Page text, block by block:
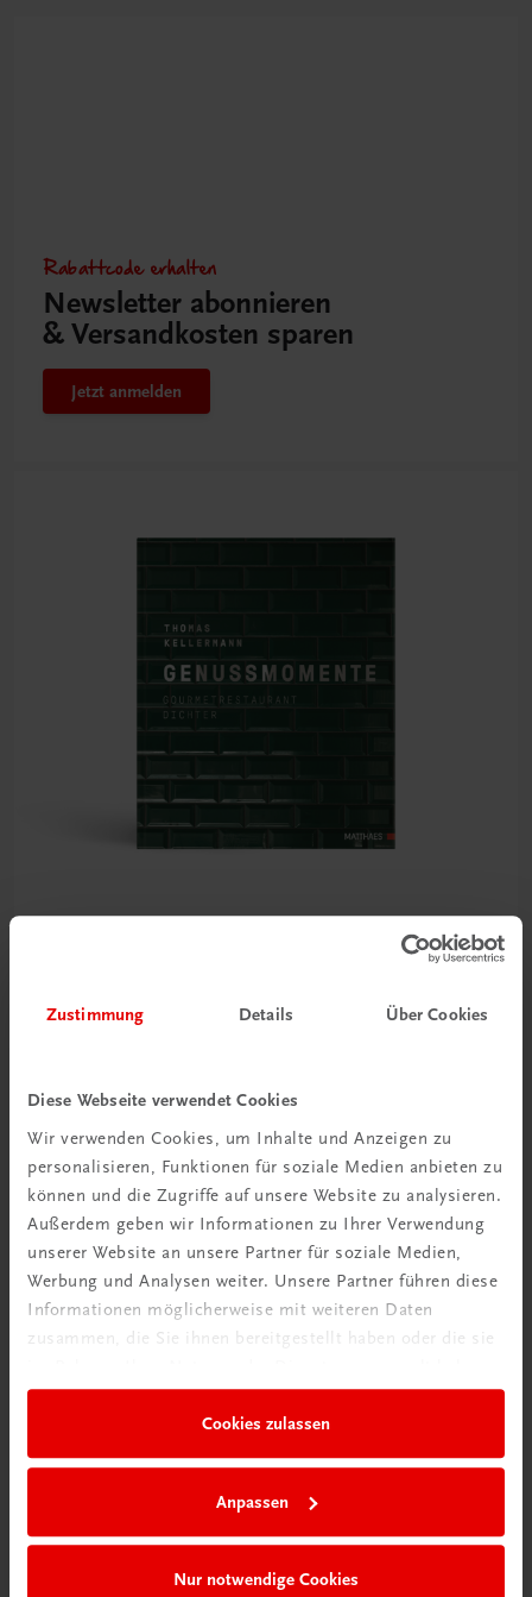
Zustimmung Details Über Cookies
Diese Webseite verwendet Cookies
Wir verwenden Cookies, um Inhalte und Anzeigen zu
personalisieren, Funktionen für soziale Medien anbieten zu
können und die Zugriffe auf unsere Website zu analysieren.
Außerdem geben wir Informationen zu Ihrer Verwendung
unserer Website an unsere Partner für soziale Medien,
Werbung und Analysen weiter. Unsere Partner führen diese
Informationen möglicherweise mit weiteren Daten
zusammen, die Sie ihnen bereitgestellt haben oder die sie
Cookies zulassen
Anpassen
Nur notwendige Cookies
Rabattcode erhalten
Newsletter abonnieren
& Versandkosten sparen
Jetzt anmelden
My Culinary Ikigai
Fine Dining mit den Gourmetrezepten von Christoph